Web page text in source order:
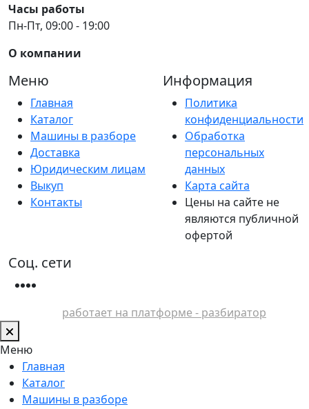
Часы работы
Пн-Пт, 09:00 - 19:00
О компании
Меню
Главная
Каталог
Машины в разборе
Доставка
Юридическим лицам
Выкуп
Контакты
Информация
Политика
конфиденциальности
Обработка
персональных
данных
Карта сайта
Цены на сайте не
являются публичной
офертой
Соц. сети
работает на платформе - разбиратор
Меню
Главная
Каталог
Машины в разборе